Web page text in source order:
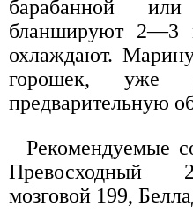
барабанной
бланшируют
охлаждают.
горошек, уже
предварительную
Рекомендуемые
Превосходный
мозговой 199,